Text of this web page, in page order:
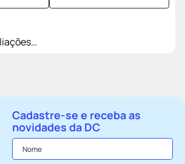
Cadastre-se e receba as
novidades da DC